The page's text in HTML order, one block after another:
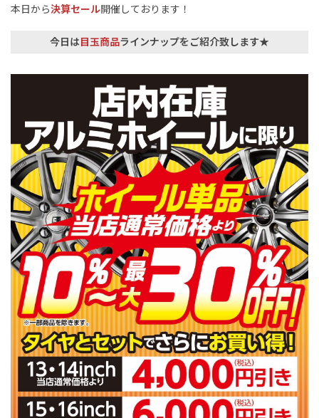
本日から決算セール開催しております！
今日は目玉商品ラインナップをご紹介致します★